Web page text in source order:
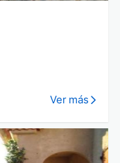
Ver más